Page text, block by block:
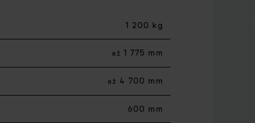
1 200 kg
až 1 775 mm
až 4 700 mm
600 mm